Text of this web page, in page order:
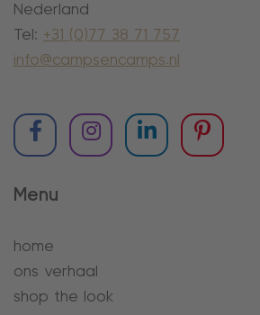
Nederland
Tel: +31 (0)77 38 71 757
info@campsencamps.nl
Menu
home
ons verhaal
shop the look